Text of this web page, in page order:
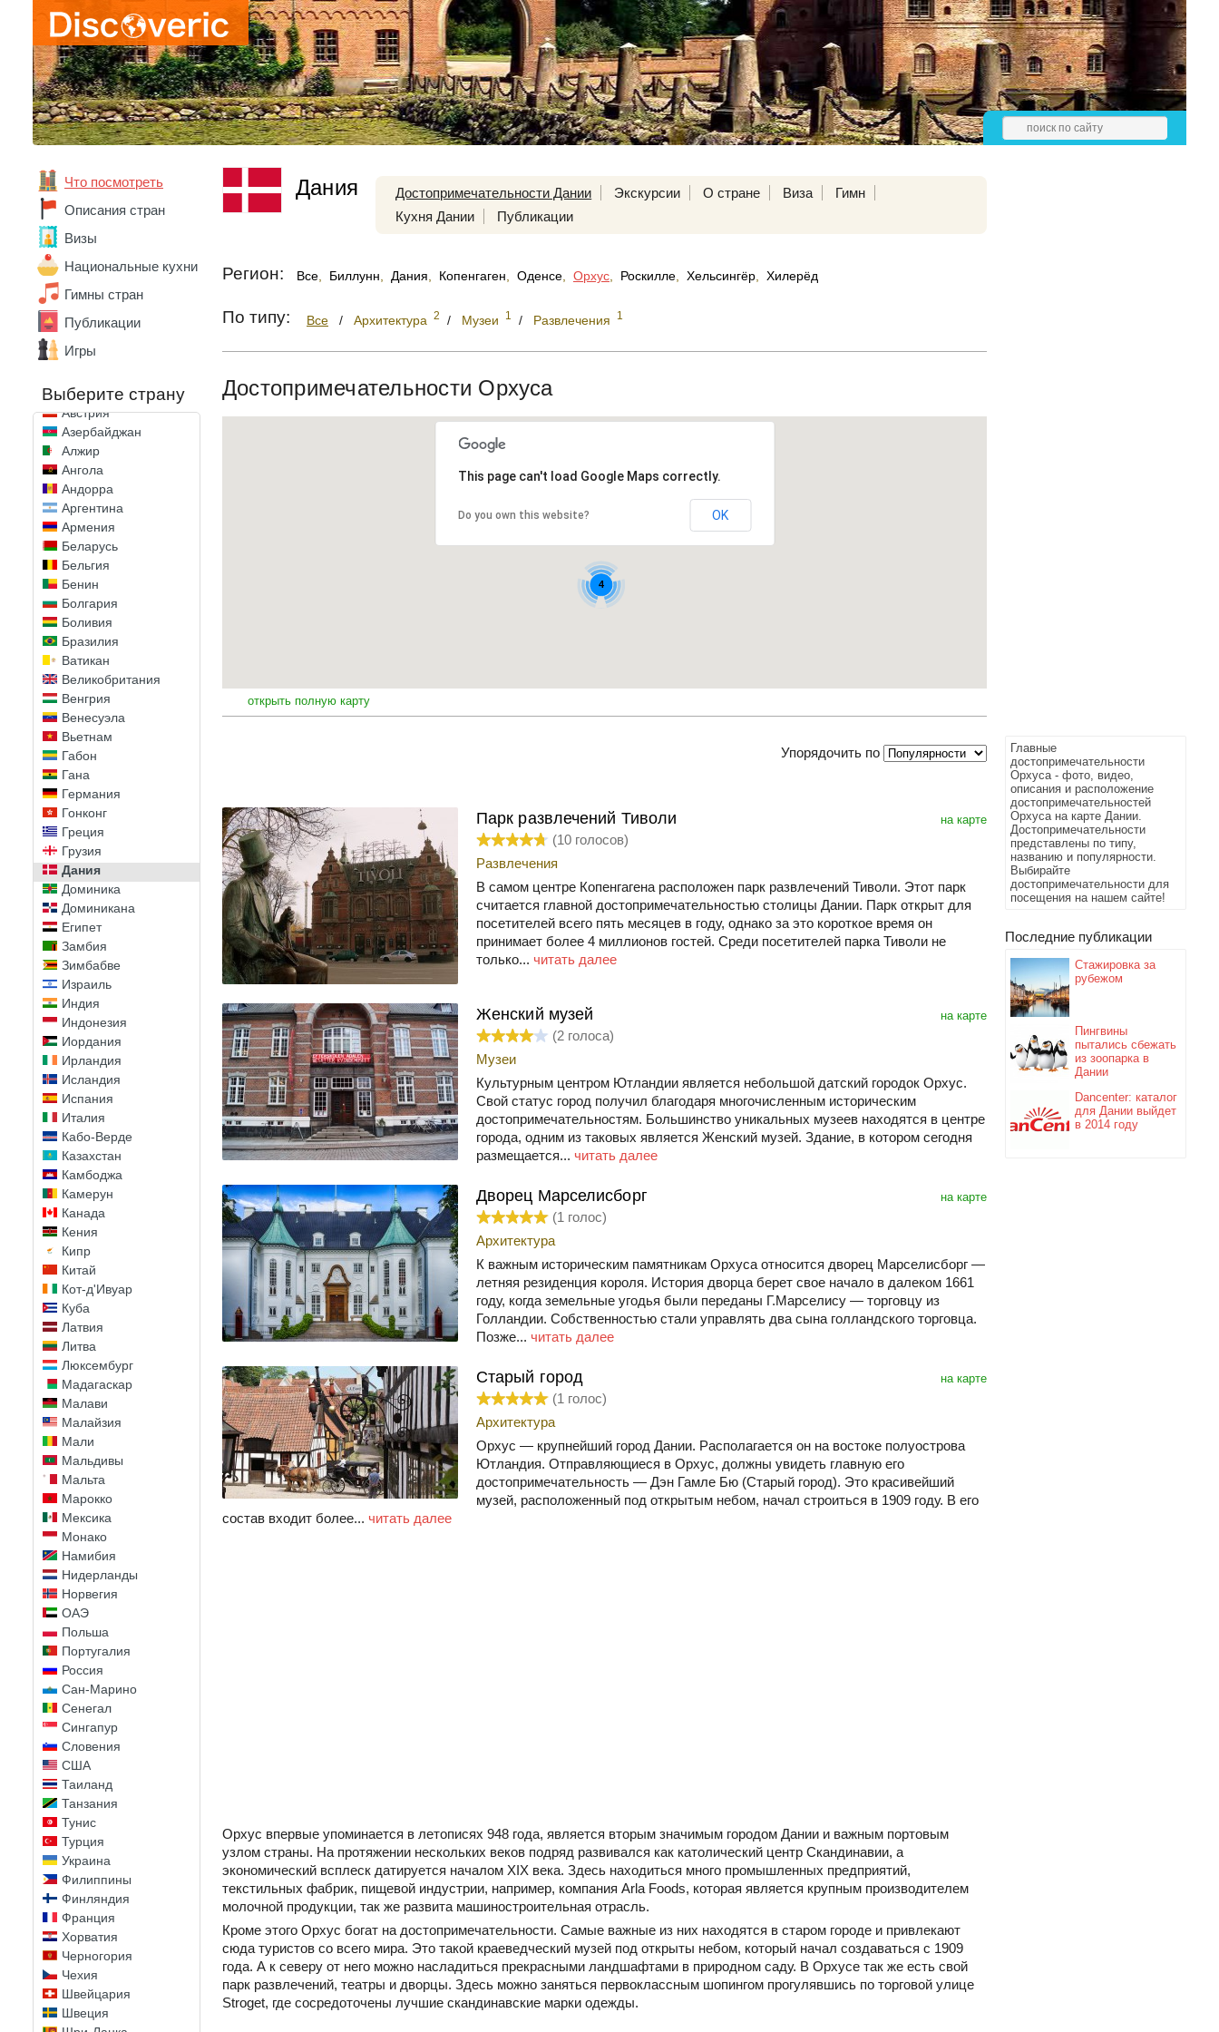
Что посмотреть
Описания стран
Визы
Национальные кухни
Гимны стран
Публикации
Игры
Выберите страну
Австралия
Австрия
Азербайджан
Алжир
Ангола
Андорра
Аргентина
Армения
Беларусь
Бельгия
Бенин
Болгария
Боливия
Бразилия
Ватикан
Великобритания
Венгрия
Венесуэла
Вьетнам
Габон
Гана
Германия
Гонконг
Греция
Грузия
Дания
Доминика
Доминикана
Египет
Замбия
Зимбабве
Израиль
Индия
Индонезия
Иордания
Ирландия
Исландия
Испания
Италия
Кабо-Верде
Казахстан
Камбоджа
Камерун
Канада
Кения
Кипр
Китай
Кот-д'Ивуар
Куба
Латвия
Литва
Люксембург
Мадагаскар
Малави
Малайзия
Мали
Мальдивы
Мальта
Марокко
Мексика
Монако
Намибия
Нидерланды
Норвегия
ОАЭ
Польша
Португалия
Россия
Сан-Марино
Сенегал
Сингапур
Словения
США
Таиланд
Танзания
Тунис
Турция
Украина
Филиппины
Финляндия
Франция
Хорватия
Черногория
Чехия
Швейцария
Швеция
Главные
достопримечательности
Орхуса - фото, видео,
описания и расположение
достопримечательностей
Орхуса на карте Дании.
Достопримечательности
представлены по типу,
названию и популярности.
Выбирайте
достопримечательности для
посещения на нашем сайте!
Последние публикации
Стажировка за
рубежом
Пингвины
пытались сбежать
из зоопарка в
Дании
Dancenter: каталог
для Дании выйдет
в 2014 году
Дания Достопримечательности Дании Экскурсии О стране Виза
Гимн
Кухня Дании
Публикации
Регион: Все Биллунн Дания Копенгаген Оденсе Орхус Роскилле Хельсингёр Хилерёд
По типу: Все / Архитектура 2 / Музеи 1 / Развлечения 1
Достопримечательности Орхуса
4
This page can't load Google Maps correctly.
Do you own this website? OK
открыть полную карту
Упорядочить по
на карте
Парк развлечений Тиволи
(10 голосов)
Развлечения
В самом центре Копенгагена расположен парк развлечений Тиволи. Этот парк
считается главной достопримечательностью столицы Дании. Парк открыт для
посетителей всего пять месяцев в году, однако за это короткое время он
принимает более 4 миллионов гостей. Среди посетителей парка Тиволи не
только... читать далее
на карте
Женский музей
(2 голоса)
Музеи
Культурным центром Ютландии является небольшой датский городок Орхус.
Свой статус город получил благодаря многочисленным историческим
достопримечательностям. Большинство уникальных музеев находятся в центре
города, одним из таковых является Женский музей. Здание, в котором сегодня
размещается... читать далее
на карте
Дворец Марселисборг
(1 голос)
Архитектура
К важным историческим памятникам Орхуса относится дворец Марселисборг —
летняя резиденция короля. История дворца берет свое начало в далеком 1661
году, когда земельные угодья были переданы Г.Марселису — торговцу из
Голландии. Собственностью стали управлять два сына голландского торговца.
Позже... читать далее
на карте
Старый город
(1 голос)
Архитектура
Орхус — крупнейший город Дании. Располагается он на востоке полуострова
Ютландия. Отправляющиеся в Орхус, должны увидеть главную его
достопримечательность — Дэн Гамле Бю (Старый город). Это красивейший
музей, расположенный под открытым небом, начал строиться в 1909 году. В его
состав входит более... читать далее
Орхус впервые упоминается в летописях 948 года, является вторым значимым городом Дании и важным портовым
узлом страны. На протяжении нескольких веков подряд развивался как католический центр Скандинавии, а
экономический всплеск датируется началом XIX века. Здесь находиться много промышленных предприятий,
текстильных фабрик, пищевой индустрии, например, компания Arla Foods, которая является крупным производителем
молочной продукции, так же развита машиностроительная отрасль.
Кроме этого Орхус богат на достопримечательности. Самые важные из них находятся в старом городе и привлекают
сюда туристов со всего мира. Это такой краеведческий музей под открыты небом, который начал создаваться с 1909
года. А к северу от него можно насладиться прекрасными ландшафтами в природном саду. В Орхусе так же есть свой
парк развлечений, театры и дворцы. Здесь можно заняться первоклассным шопингом прогулявшись по торговой улице
Stroget, где сосредоточены лучшие скандинавские марки одежды.